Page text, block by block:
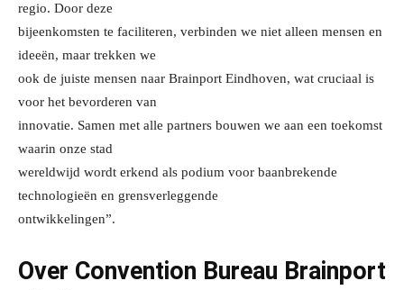
regio. Door deze
bijeenkomsten te faciliteren, verbinden we niet alleen mensen en
ideeën, maar trekken we
ook de juiste mensen naar Brainport Eindhoven, wat cruciaal is
voor het bevorderen van
innovatie. Samen met alle partners bouwen we aan een toekomst
waarin onze stad
wereldwijd wordt erkend als podium voor baanbrekende
technologieën en grensverleggende
ontwikkelingen”.
Over Convention Bureau Brainport